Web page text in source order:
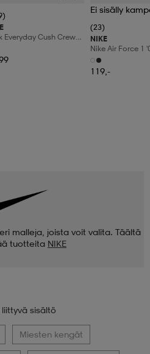
Everyday Cush Crew
Ei sisälly
(23)
NIKE
Nike Air Force 1
Shoes
119,-
malleja, joista voit valita. Täältä
tuotteita NIKE
sisältö
Miesten kengät